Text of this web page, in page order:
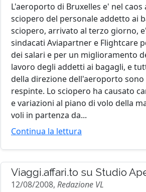
L'aeroporto di Bruxelles e' nel caos
sciopero del personale addetto ai
sciopero, arrivato al terzo giorno,
sindacati Aviapartner e Flightcare
dei salari e per un miglioramento
lavoro degli addetti ai bagagli, e
della direzione dell'aeroporto
respinte. Lo sciopero ha causato
e variazioni al piano di volo della
voli in partenza da...
Continua la lettura
Viaggi.affari.to su Studio
12/08/2008, Redazione VL